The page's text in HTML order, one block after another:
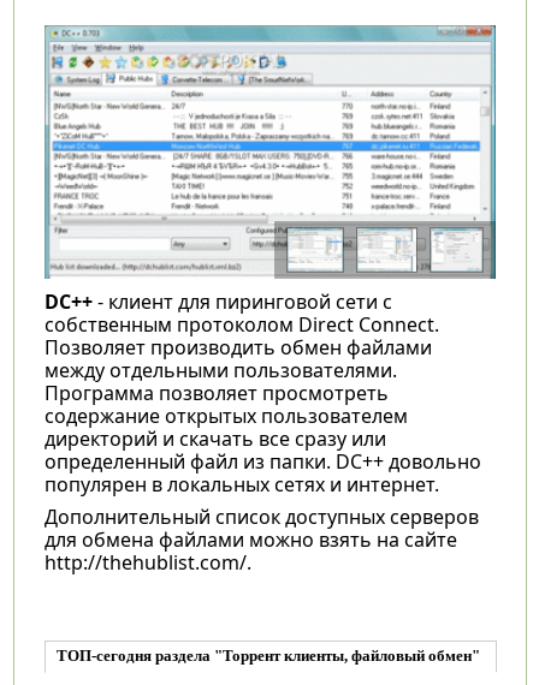
DC++- клиент для пиринговой сети с
собственным протоколом Direct Connect.
Позволяет производить обмен файлами
между отдельными пользователями.
Программа позволяет просмотреть
содержание открытых пользователем
директорий и скачать все сразу или
определенный файл из папки. DC++ довольно
популярен в локальных сетях и интернет.
Дополнительный список доступных серверов
для обмена файлами можно взять на сайте
http://thehublist.com/.
ТОП-сегодня раздела "Торрент клиенты, файловый обмен"